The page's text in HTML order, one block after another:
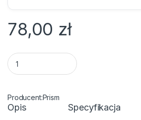
78,00 zł
Toner Ricoh 842125 Zamiennik MP
Prism
Opis Specyfikacja